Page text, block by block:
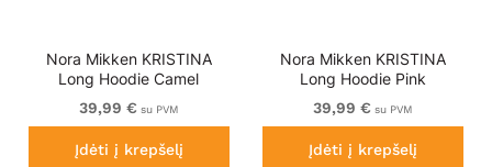
Nora Mikken KRISTINA
Long Hoodie Camel
39,99 € su PVM
Įdėti į krepšelį
Nora Mikken KRISTINA
Long Hoodie Pink
39,99 € su PVM
Įdėti į krepšelį